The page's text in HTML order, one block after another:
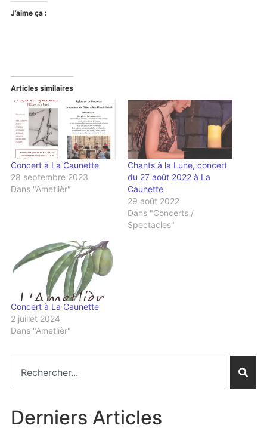
J’aime ça :
Articles similaires
Concert à La Caunette
28 septembre 2023
Dans "Ametlièr"
Chants à la Lune, concert
du 27 août 2022 à La
Caunette
29 août 2022
Dans "Concerts /
Spectacles"
Concert à La Caunette
2 juillet 2024
Dans "Ametlièr"
Derniers Articles